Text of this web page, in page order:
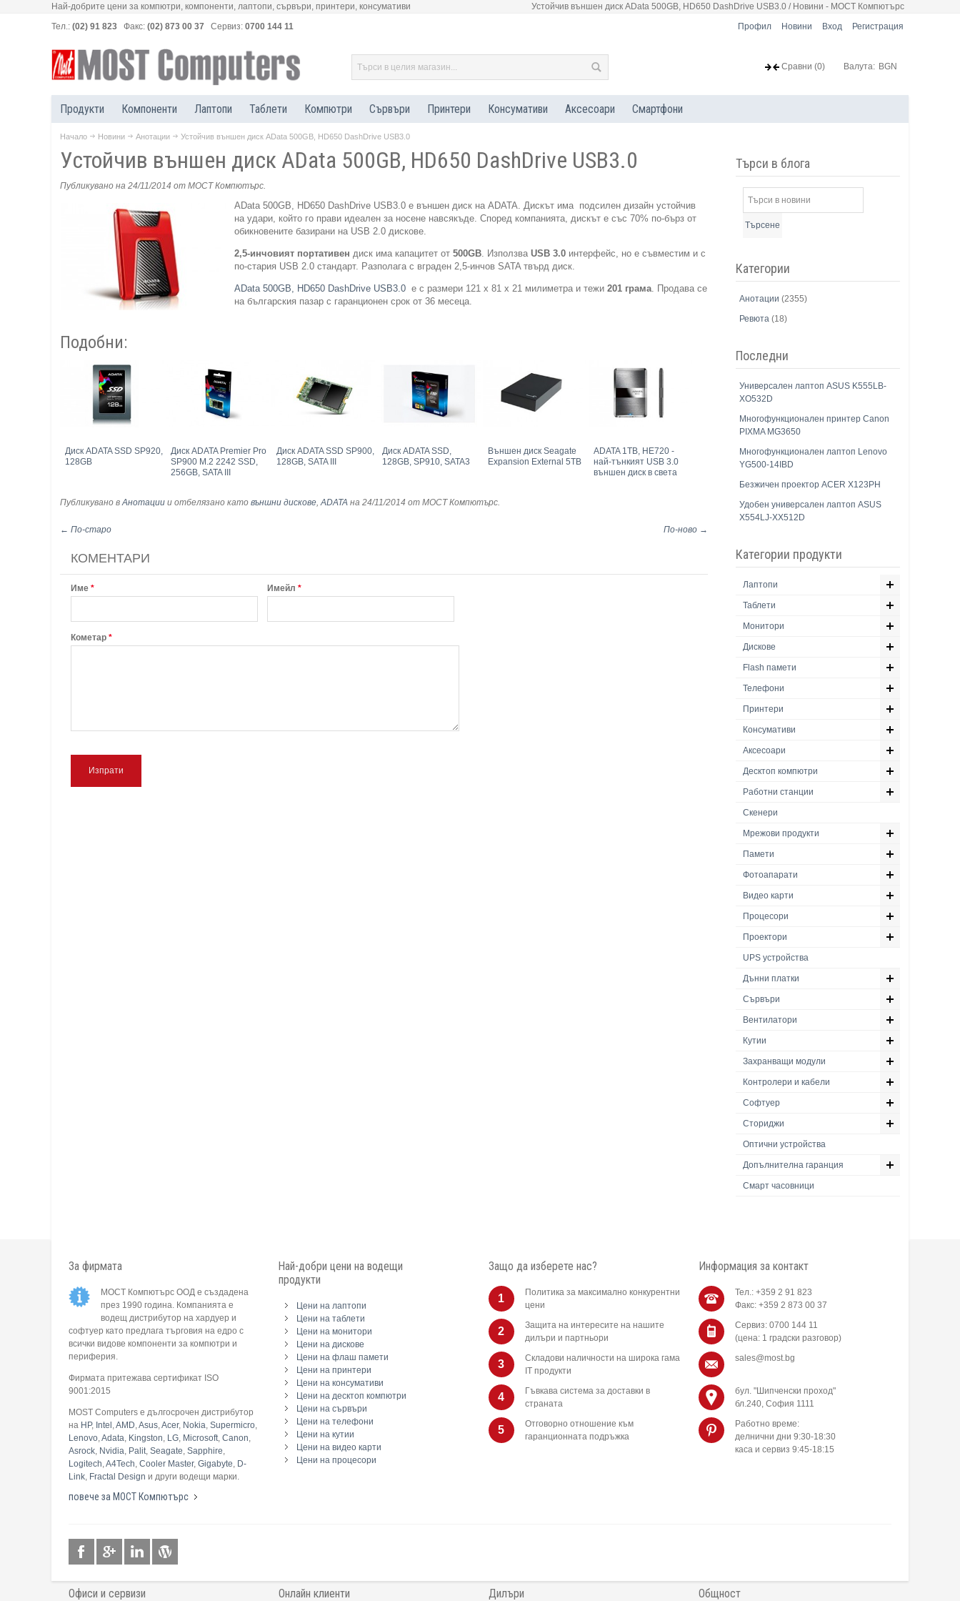
Най-добрите цени за компютри, компоненти, лаптопи, сървъри, принтери, консумативи
Устойчив външен диск AData 500GB, HD650 DashDrive USB3.0 / Новини - МОСТ Компютърс
Тел.: (02) 91 823 Факс: (02) 873 00 37 Сервиз: 0700 144 11 Профил Новини Вход Регистрация
Валута: BGN
Сравни (0)
Продукти Компоненти Лаптопи Таблети Компютри Сървъри Принтери Консумативи Аксесоари Смартфони
Начало Новини Анотации Устойчив външен диск AData 500GB, HD650 DashDrive USB3.0
Устойчив външен диск AData 500GB, HD650 DashDrive USB3.0
Публикувано на 24/11/2014 от МОСТ Компютърс
AData 500GB, HD650 DashDrive USB3.0 е външен диск на ADATA. Дискът има подсилен дизайн устойчив
на удари, който го прави идеален за носене навсякъде. Според компанията, дискът е със 70% по-бърз от
обикновените базирани на USB 2.0 дискове.
2,5-инчовият портативен диск има капацитет от 500GB. Използва USB 3.0 интерфейс, но е съвместим и с
по-стария USB 2.0 стандарт. Разполага с вграден 2,5-инчов SATA твърд диск.
AData 500GB, HD650 DashDrive USB3.0 е с размери 121 х 81 х 21 милиметра и тежи 201 грама. Продава се
на българския пазар с гаранционен срок от 36 месеца.
Подобни:
Диск ADATA SSD SP920,
128GB
Диск ADATA Premier Pro
SP900 M.2 2242 SSD,
256GB, SATA III
Диск ADATA SSD SP900,
128GB, SATA III
Диск ADATA SSD,
128GB, SP910, SATA3
Външен диск Seagate
Expansion External 5TB
ADATA 1TB, HE720 -
най-тънкият USB 3.0
външен диск в света
Публикувано вАнотации и отбелязано като външни дискове,ADATA на 24/11/2014 от МОСТ Компютърс.
← По-старо По-ново →
КОМЕНТАРИ
Име * Имейл *
Кометар *
Изпрати
Търси в блога
Търсене
Категории
Анотации (2355)
Ревюта (18)
Последни
Универсален лаптоп ASUS K555LB-
XO532D
Многофункционален принтер Canon
PIXMA MG3650
Многофункционален лаптоп Lenovo
YG500-14IBD
Безжичен проектор ACER X123PH
Удобен универсален лаптоп ASUS
X554LJ-XX512D
Категории продукти
Лаптопи
Таблети
Монитори
Дискове
Flash памети
Телефони
Принтери
Консумативи
Аксесоари
Десктоп компютри
Работни станции
Скенери
Мрежови продукти
Памети
Фотоапарати
Видео карти
Процесори
Проектори
UPS устройства
Дънни платки
Сървъри
Вентилатори
Кутии
Захранващи модули
Контролери и кабели
Софтуер
Сториджи
Оптични устройства
Допълнителна гаранция
Смарт часовници
За фирмата
МОСТ Компютърс ООД е създадена
през 1990 година. Компанията е
водещ дистрибутор на хардуер и
софтуер като предлага търговия на едро с
всички видове компоненти за компютри и
периферия.
Фирмата притежава сертификат ISO
9001:2015
MOST Computers е дългосрочен дистрибутор
на HP, Intel ,AMD,Asus,Acer, Nokia, Supermicro,
Lenovo,Adata, Kingston, LG, Microsoft, Canon,
Asrock, Nvidia, Palit, Seagate, Sapphire,
Logitech,A4Tech, Cooler Master, Gigabyte, D-
Link, Fractal Design и други водещи марки.
повече за МОСТ Компютърс
Най-добри цени на водещи
продукти
Цени на лаптопи
Цени на таблети
Цени на монитори
Цени на дискове
Цени на флаш памети
Цени на принтери
Цени на консумативи
Цени на десктоп компютри
Цени на сървъри
Цени на телефони
Цени на кутии
Цени на видео карти
Цени на процесори
Защо да изберете нас?
1
Политика за максимално конкурентни
цени
2
Защита на интересите на нашите
дилъри и партньори
3
Складови наличности на широка гама
IT продукти
4
Гъвкава система за доставки в
страната
5
Отговорно отношение към
гаранционната подръжка
Информация за контакт
Тел.: +359 2 91 823
Факс: +359 2 873 00 37
Сервиз: 0700 144 11
(цена: 1 градски разговор)
sales@most.bg
бул. "Шипченски проход"
бл.240, София 1111
Работно време:
делнични дни 9:30-18:30
каса и сервиз 9:45-18:15
Офиси и сервизи Онлайн клиенти Дилъри Общност